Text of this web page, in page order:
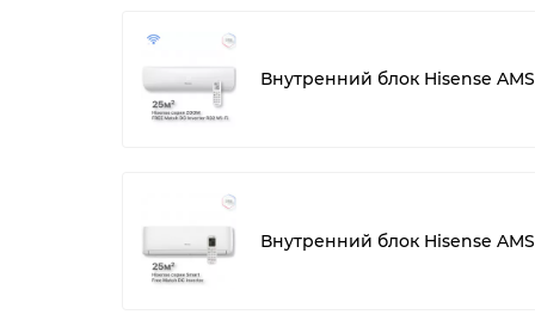
Внутренний блок Hisense
Внутренний блок Hisense